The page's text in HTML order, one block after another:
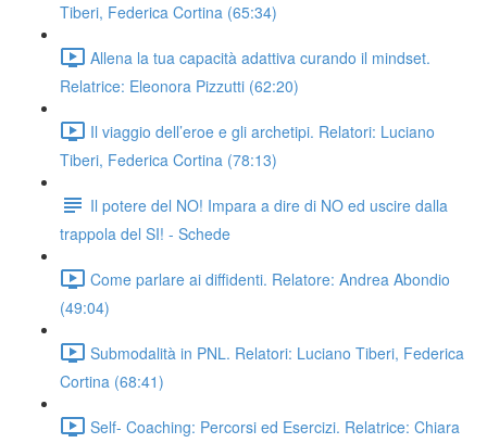
Tiberi, Federica Cortina (65:34)
Allena la tua capacità adattiva curando il mindset.
Relatrice: Eleonora Pizzutti (62:20)
Il viaggio dell’eroe e gli archetipi. Relatori: Luciano
Tiberi, Federica Cortina (78:13)
Il potere del NO! Impara a dire di NO ed uscire dalla
trappola del SI! - Schede
Come parlare ai diffidenti. Relatore: Andrea Abondio
(49:04)
Submodalità in PNL. Relatori: Luciano Tiberi, Federica
Cortina (68:41)
Self- Coaching: Percorsi ed Esercizi. Relatrice: Chiara